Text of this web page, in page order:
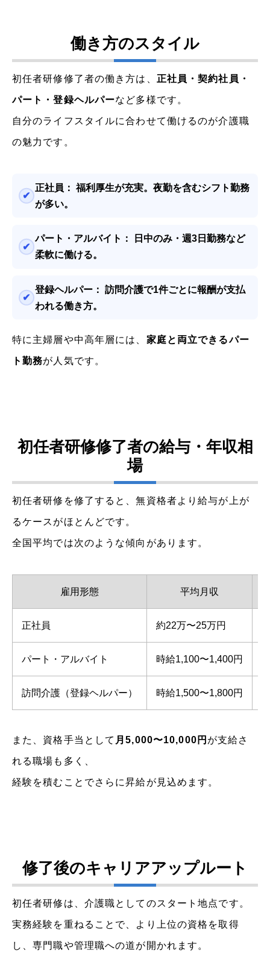
働き方のスタイル
初任者研修修了者の働き方は、 正社員・契約社員・
パート・登録ヘルパーなど多様です。
自分のライフスタイルに合わせて働けるのが介護職
の魅力です。
正社員： 福利厚生が充実。夜勤を含むシフト勤務
が多い。
パート・アルバイト：
日中のみ・週3日勤務など
柔軟に働ける。
登録ヘルパー： 訪問介護で1件ごとに報酬が支払
われる働き方。
特に主婦層や中高年層には、 家庭と両立できるパー
ト勤務が人気です。
初任者研修修了者の給与・年収相
場
初任者研修を修了すると、無資格者より給与が上が
るケースがほとんどです。
全国平均では次のような傾向があります。
雇用形態 平均月収
正社員 約22万〜25万円
パート・アルバイト 時給1,100〜1,400円
訪問介護（登録ヘルパー） 時給1,500〜1,800円
また、資格手当として 月5,000〜10,000円 が支給さ
れる職場も多く、
経験を積むことでさらに昇給が見込めます。
修了後のキャリアアップルート
初任者研修は、介護職としてのスタート地点です。
実務経験を重ねることで、より上位の資格を取得
し、専門職や管理職への道が開かれます。